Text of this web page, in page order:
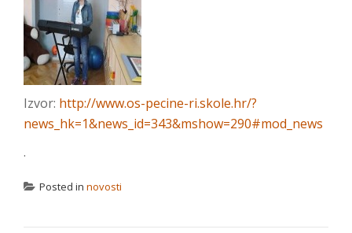
Izvor: http://www.os-pecine-ri.skole.hr/?
news_hk=1&news_id=343&mshow=290#mod_news
.
Posted in novosti